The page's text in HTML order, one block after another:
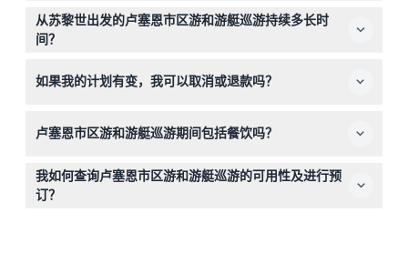
0-5岁儿童可免费参加，但预订时需要为他们预留名额。此
旅游适合家庭，且有充足的休闲时间。
从苏黎世出发的卢塞恩市区游和游艇巡游持续多长时
间？
导游市区步行和1小时卢塞恩湖游艇巡游（以实际情况为
如果我的计划有变，我可以取消或退款吗？
预订。
卢塞恩市区游和游艇巡游期间包括餐饮吗？
餐食和饮料不包括在内，但您有时间在卢塞恩的休闲时间享
用传统瑞士午餐。
我如何查询卢塞恩市区游和游艇巡游的可用性及进行预
订？